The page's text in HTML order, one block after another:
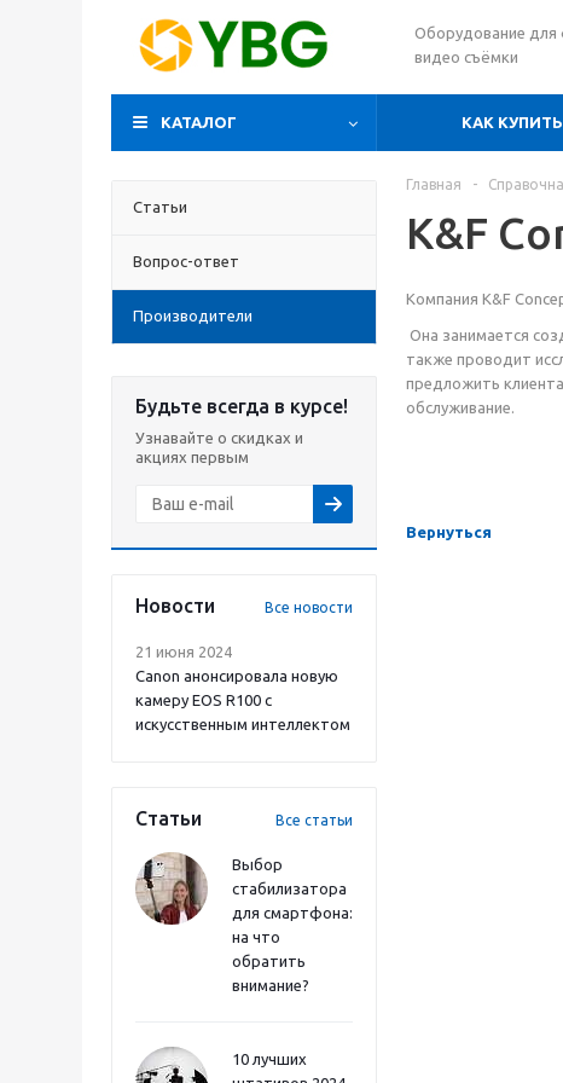
Оборудование для
видео съёмки
КАТАЛОГ КАК КУПИТЬ
Статьи
Вопрос-ответ
Производители
Будьте всегда в курсе!
Узнавайте о скидках и
акциях первым
Новости Все новости
21 июня 2024
Canon анонсировала новую
камеру EOS R100 с
искусственным интеллектом
Статьи Все статьи
Выбор
стабилизатора
для смартфона:
на что
обратить
внимание?
10 лучших
Главная -
K&F
Компания K&F
Она занимается
также проводит
предложить
обслуживание.
Вернуться